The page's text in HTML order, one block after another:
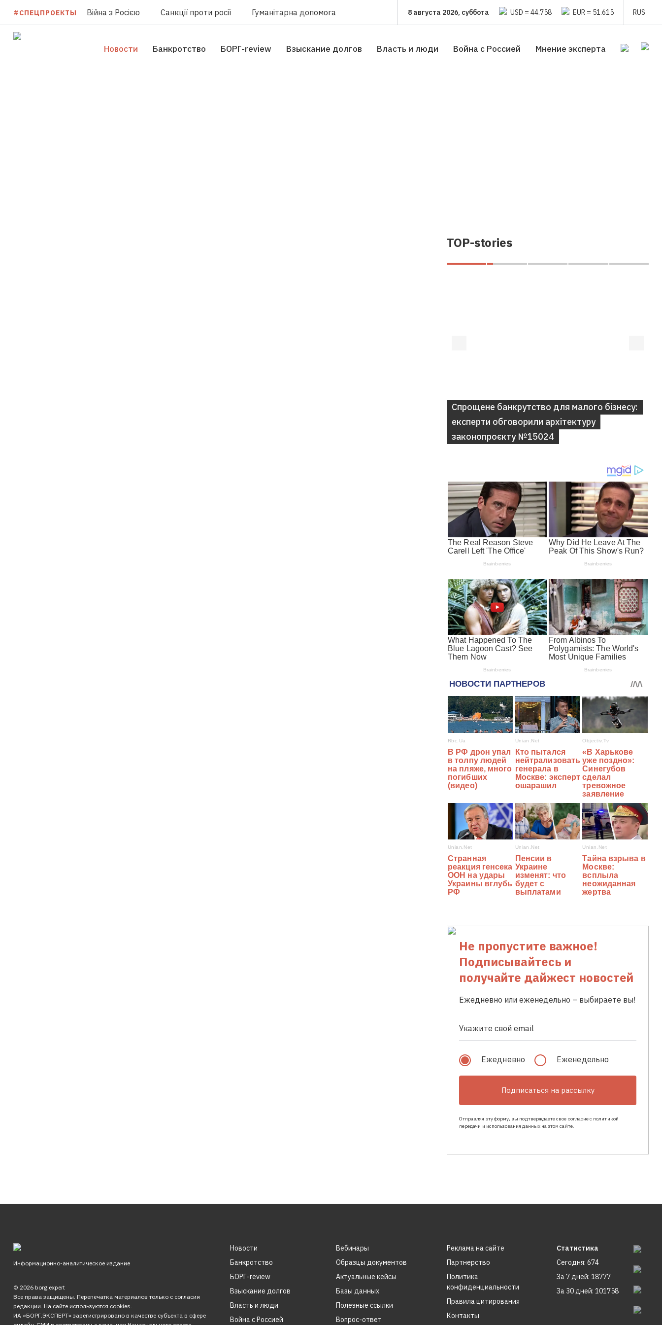
#СПЕЦПРОЕКТЫ Війна з Росією Санкції проти росії Гуманітарна допомога 8 августа 2026, суббота USD = 44.758 EUR = 51.615 RUS
Новости Банкротство БОРГ-review Взыскание долгов Власть и люди Война с Россией Мнение эксперта
TOP-stories
Спрощене банкрутство для малого бізнесу:
експерти обговорили архітектуру
законопроєкту №15024
Не пропустите важное!
Подписывайтесь и
получайте дайжест новостей
Ежедневно или еженедельно – выбираете вы!
Ежедневно Еженедельно
Подписаться на рассылку
Отправляя эту форму, вы подтверждаете свое согласие с политикой
передачи и использования данных на этом сайте.
Информационно-аналитическое издание
© 2026 borg.expert
Все права защищены. Перепечатка материалов только с согласия
редакции. На сайте используются cookies.
ИА «БОРГ.ЭКСПЕРТ» зарегистрировано в качестве субъекта в сфере
Новости
Банкротство
БОРГ-review
Взыскание долгов
Власть и люди
Война с Россией
Вебинары
Образцы документов
Актуальные кейсы
Базы данных
Полезные ссылки
Вопрос-ответ
Реклама на сайте
Партнерство
Политика
конфиденциальности
Правила цитирования
Контакты
Статистика
Сегодня: 674
За 7 дней: 18777
За 30 дней: 101758